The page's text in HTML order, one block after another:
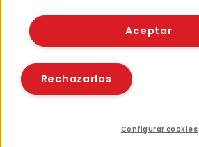
© Fundación EROSKI
Políticas de cookies
Aceptar
Rechazarlas
Configurar cookies